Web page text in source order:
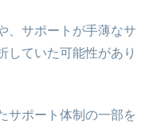
、サポートが手薄なサ
していた可能性があり
サポート体制の一部を